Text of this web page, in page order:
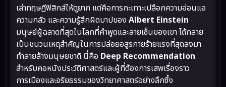
เล่าทฤษฎีฟิสิกส์ให้ดูยาก แต่คือการกะเทาะเปลือกความอ่อนแอ
ความกลัว และความรู้สึกผิดบาปของ Albert Einstein
มนุษย์ผู้ฉลาดที่สุดในโลกที่คำพูดและลายเซ็นของเขา ได้กลาย
เป็นชนวนเหตุสำคัญในการปล่อยอสูรกายร้ายแรงที่สุดลงมา
ทำลายล้างมนุษยชาติ นี่คือ Deep Recommendation
สำหรับคอหนังประวัติศาสตร์และผู้ที่ต้องการเสพเรื่องราว
การเมืองและจริยธรรมของวิทยาศาสตร์อย่างลึกซึ้ง